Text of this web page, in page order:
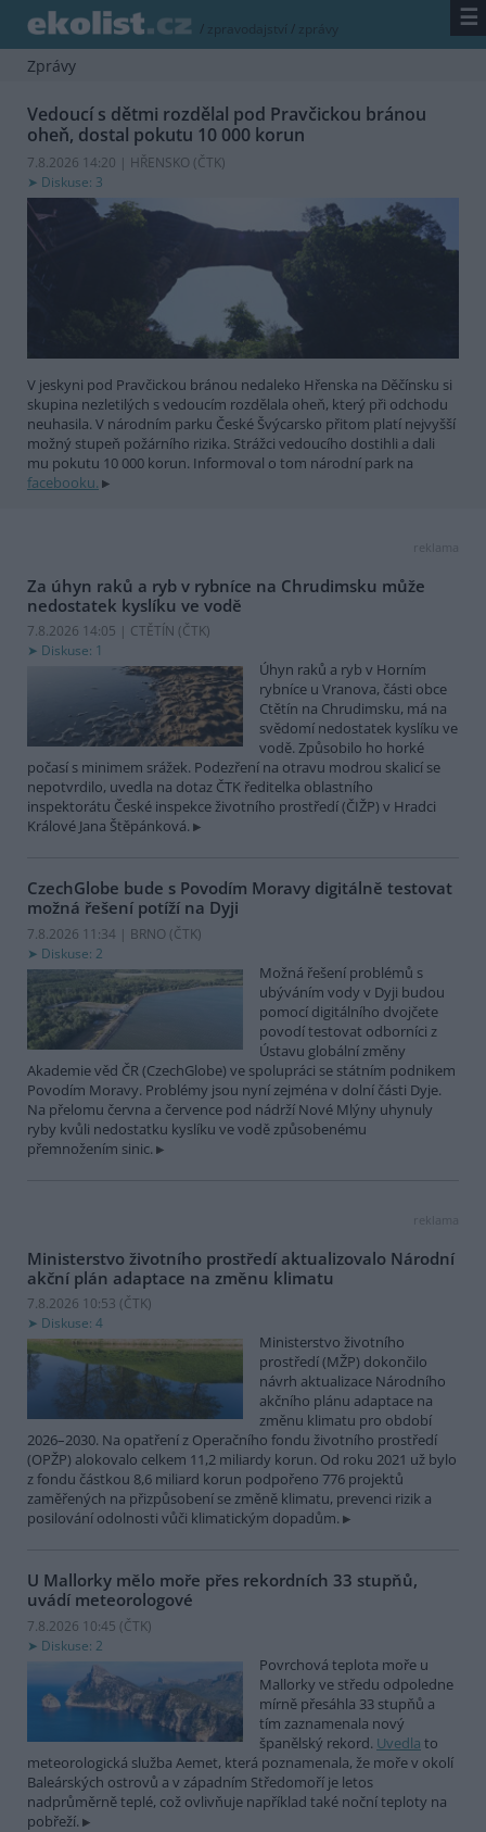
/ zpravodajství / zprávy ☰
Zprávy
Vedoucí s dětmi rozdělal pod Pravčickou bránou
oheň, dostal pokutu 10 000 korun
7.8.2026 14:20 | HŘENSKO (ČTK)
Diskuse: 3
V jeskyni pod Pravčickou bránou nedaleko Hřenska na Děčínsku si
skupina nezletilých s vedoucím rozdělala oheň, který při odchodu
neuhasila. V národním parku České Švýcarsko přitom platí nejvyšší
možný stupeň požárního rizika. Strážci vedoucího dostihli a dali
mu pokutu 10 000 korun. Informoval o tom národní park na
facebooku.
reklama
Za úhyn raků a ryb v rybníce na Chrudimsku může
nedostatek kyslíku ve vodě
7.8.2026 14:05 | CTĚTÍN (ČTK)
Diskuse: 1
Úhyn raků a ryb v Horním
rybníce u Vranova, části obce
Ctětín na Chrudimsku, má na
svědomí nedostatek kyslíku ve
vodě. Způsobilo ho horké
počasí s minimem srážek. Podezření na otravu modrou skalicí se
nepotvrdilo, uvedla na dotaz ČTK ředitelka oblastního
inspektorátu České inspekce životního prostředí (ČIŽP) v Hradci
Králové Jana Štěpánková.
CzechGlobe bude s Povodím Moravy digitálně testovat
možná řešení potíží na Dyji
7.8.2026 11:34 | BRNO (ČTK)
Diskuse: 2
Možná řešení problémů s
ubýváním vody v Dyji budou
pomocí digitálního dvojčete
povodí testovat odborníci z
Ústavu globální změny
Akademie věd ČR (CzechGlobe) ve spolupráci se státním podnikem
Povodím Moravy. Problémy jsou nyní zejména v dolní části Dyje.
Na přelomu června a července pod nádrží Nové Mlýny uhynuly
ryby kvůli nedostatku kyslíku ve vodě způsobenému
přemnožením sinic.
reklama
Ministerstvo životního prostředí aktualizovalo Národní
akční plán adaptace na změnu klimatu
7.8.2026 10:53 (ČTK)
Diskuse: 4
Ministerstvo životního
prostředí (MŽP) dokončilo
návrh aktualizace Národního
akčního plánu adaptace na
změnu klimatu pro období
2026–2030. Na opatření z Operačního fondu životního prostředí
(OPŽP) alokovalo celkem 11,2 miliardy korun. Od roku 2021 už bylo
z fondu částkou 8,6 miliard korun podpořeno 776 projektů
zaměřených na přizpůsobení se změně klimatu, prevenci rizik a
posilování odolnosti vůči klimatickým dopadům.
U Mallorky mělo moře přes rekordních 33 stupňů,
uvádí meteorologové
7.8.2026 10:45 (ČTK)
Diskuse: 2
Povrchová teplota moře u
Mallorky ve středu odpoledne
mírně přesáhla 33 stupňů a
tím zaznamenala nový
španělský rekord. Uvedla to
meteorologická služba Aemet, která poznamenala, že moře v okolí
Baleárských ostrovů a v západním Středomoří je letos
nadprůměrně teplé, což ovlivňuje například také noční teploty na
pobřeží.